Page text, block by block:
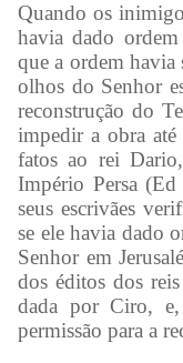
Quando os
havia dado ordem
que a ordem
olhos do Senhor
reconstrução do
impedir a obra
fatos ao rei
Império Persa
seus escrivães
se ele havia dado
Senhor em
dos éditos dos
dada por Ciro,
permissão para a